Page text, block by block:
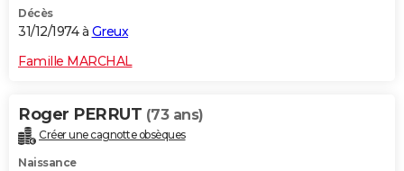
Décès
31/12/1974 à Greux
Famille MARCHAL
Roger PERRUT (73 ans)
Créer une cagnotte obsèques
Naissance